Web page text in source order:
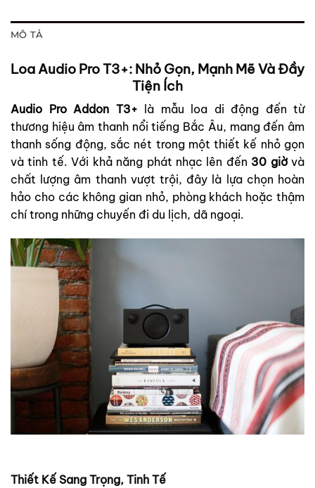
MÔ TẢ
Loa Audio Pro T3+: Nhỏ Gọn, Mạnh Mẽ Và Đầy
Tiện Ích
Audio Pro Addon T3+ là mẫu loa di động đến từ
thương hiệu âm thanh nổi tiếng Bắc Âu, mang đến âm
thanh sống động, sắc nét trong một thiết kế nhỏ gọn
và tinh tế. Với khả năng phát nhạc lên đến 30 giờvà
chất lượng âm thanh vượt trội, đây là lựa chọn hoàn
hảo cho các không gian nhỏ, phòng khách hoặc thậm
chí trong những chuyến đi du lịch, dã ngoại.
Thiết Kế Sang Trọng, Tinh Tế